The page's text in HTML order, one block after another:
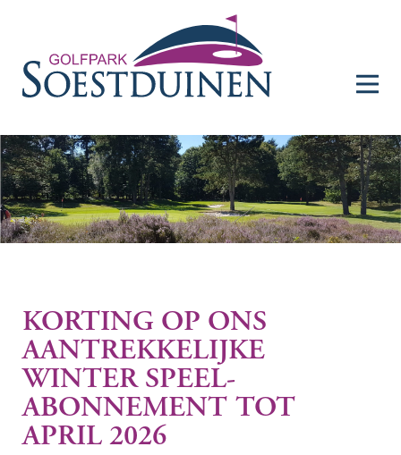
KORTING OP ONS
AANTREKKELIJKE
WINTER SPEEL-
ABONNEMENT TOT
APRIL 2026